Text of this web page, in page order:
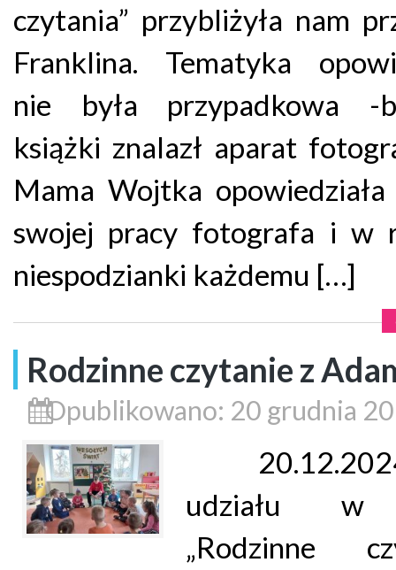
czytania” przybliżyła nam
Franklina. Tematyka
nie była przypadkowa -
książki znalazł aparat
Mama Wojtka
swojej pracy fotografa i w
niespodzianki każdemu […]
Rodzinne czytanie z
Opublikowano: 20 grudnia
udziału w
„Rodzinne